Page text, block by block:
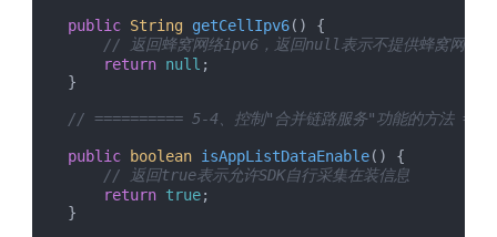
public String getCellIpv6( ) {
// 返回蜂窝网络ipv6，返回null表示不提供蜂窝网络
return null ;
    }
// ========== 5-4、控制"合并链路服务"功能的方法
public boolean isAppListDataEnable( ) {
// 返回true表示允许SDK自行采集在装信息
return true;
    }